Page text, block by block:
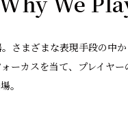
さまざまな表現手段の中
ーカスを当て、プレイヤ
。